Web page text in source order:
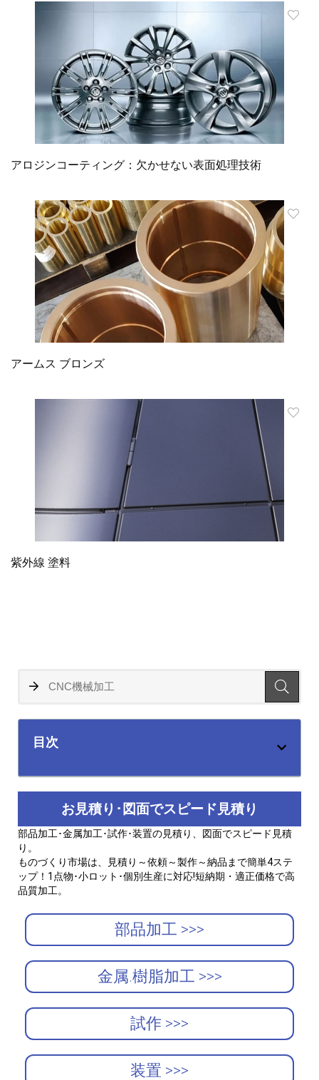
アロジンコーティング：欠かせない表面処理技術
アームス ブロンズ
紫外線 塗料
目次
お見積り･図面でスピード見積り
部品加工･金属加工･試作･装置の見積り、図面でスピード見積
り。
ものづくり市場は、見積り～依頼～製作～納品まで簡単4ステ
ップ！1点物･小ロット･個別生産に対応!短納期・適正価格で高
品質加工。
部品加工 >>>
金属.樹脂加工 >>>
試作 >>>
装置 >>>